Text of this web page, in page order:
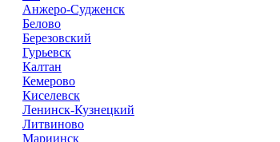
Анжеро-Судженск
Белово
Березовский
Гурьевск
Калтан
Кемерово
Киселевск
Ленинск-Кузнецкий
Литвиново
Мариинск